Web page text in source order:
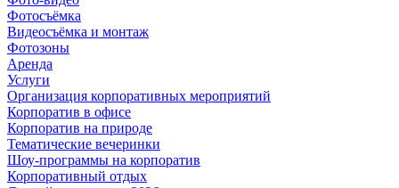
Фотосъёмка
Видеосъёмка и монтаж
Фотозоны
Аренда
Услуги
Организация корпоративных мероприятий
Корпоратив в офисе
Корпоратив на природе
Тематические вечеринки
Шоу-программы на корпоратив
Корпоративный отдых